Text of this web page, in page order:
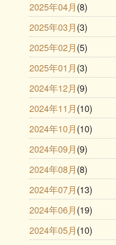
2025年04月 (8)
2025年03月 (3)
2025年02月 (5)
2025年01月 (3)
2024年12月 (9)
2024年11月 (10)
2024年10月 (10)
2024年09月 (9)
2024年08月 (8)
2024年07月 (13)
2024年06月 (19)
2024年05月 (10)